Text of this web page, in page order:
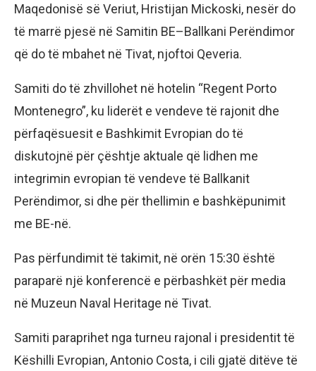
Maqedonisë së Veriut, Hristijan Mickoski, nesër do
të marrë pjesë në Samitin BE–Ballkani Perëndimor
që do të mbahet në Tivat, njoftoi Qeveria.
Samiti do të zhvillohet në hotelin “Regent Porto
Montenegro”, ku liderët e vendeve të rajonit dhe
përfaqësuesit e Bashkimit Evropian do të
diskutojnë për çështje aktuale që lidhen me
integrimin evropian të vendeve të Ballkanit
Perëndimor, si dhe për thellimin e bashkëpunimit
me BE-në.
Pas përfundimit të takimit, në orën 15:30 është
paraparë një konferencë e përbashkët për media
në Muzeun Naval Heritage në Tivat.
Samiti paraprihet nga turneu rajonal i presidentit të
Këshilli Evropian, Antonio Costa, i cili gjatë ditëve të